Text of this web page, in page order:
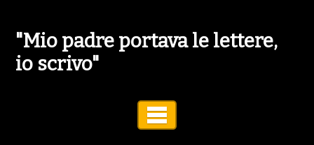
"Mio padre portava le lettere,
io scrivo"